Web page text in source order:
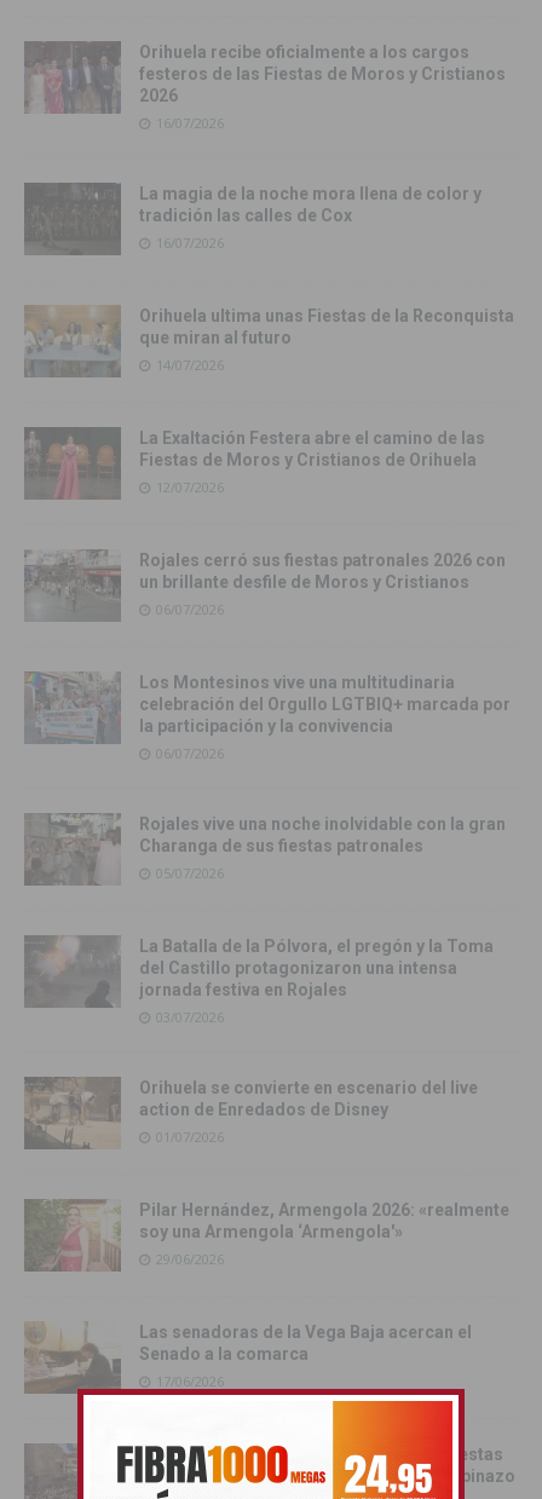
Orihuela recibe oficialmente a los cargos
festeros de las Fiestas de Moros y Cristianos
2026
16/07/2026
La magia de la noche mora llena de color y
tradición las calles de Cox
16/07/2026
Orihuela ultima unas Fiestas de la Reconquista
que miran al futuro
14/07/2026
La Exaltación Festera abre el camino de las
Fiestas de Moros y Cristianos de Orihuela
12/07/2026
Rojales cerró sus fiestas patronales 2026 con
un brillante desfile de Moros y Cristianos
06/07/2026
Los Montesinos vive una multitudinaria
celebración del Orgullo LGTBIQ+ marcada por
la participación y la convivencia
06/07/2026
Rojales vive una noche inolvidable con la gran
Charanga de sus fiestas patronales
05/07/2026
La Batalla de la Pólvora, el pregón y la Toma
del Castillo protagonizaron una intensa
jornada festiva en Rojales
03/07/2026
Orihuela se convierte en escenario del live
action de Enredados de Disney
01/07/2026
Pilar Hernández, Armengola 2026: «realmente
soy una Armengola ‘Armengola'»
29/06/2026
Las senadoras de la Vega Baja acercan el
Senado a la comarca
17/06/2026
Catral da el pistoletazo de salida a las fiestas
de San Juan 2026 con el Festival del Chupinazo